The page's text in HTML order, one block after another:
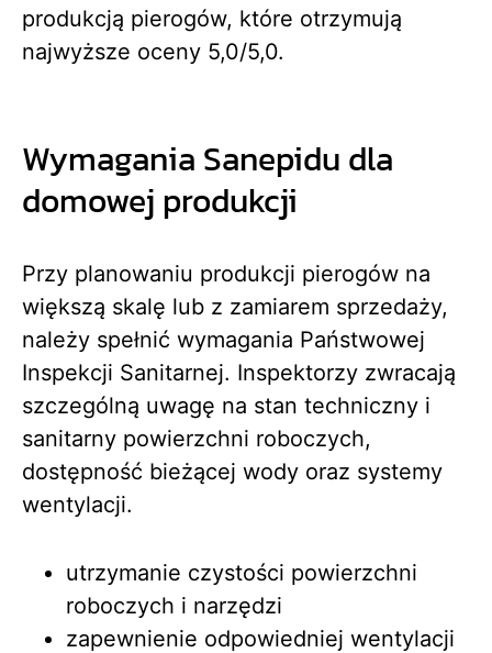
produkcją pierogów, które otrzymują
najwyższe oceny 5,0/5,0.
Wymagania Sanepidu dla
domowej produkcji
Przy planowaniu produkcji pierogów na
większą skalę lub z zamiarem sprzedaży,
należy spełnić wymagania Państwowej
Inspekcji Sanitarnej. Inspektorzy zwracają
szczególną uwagę na stan techniczny i
sanitarny powierzchni roboczych,
dostępność bieżącej wody oraz systemy
wentylacji.
utrzymanie czystości powierzchni
roboczych i narzędzi
zapewnienie odpowiedniej wentylacji